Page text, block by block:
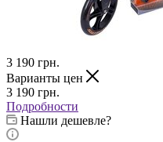
3 190 грн.
Варианты цен
3 190 грн.
Подробности
Нашли дешевле?